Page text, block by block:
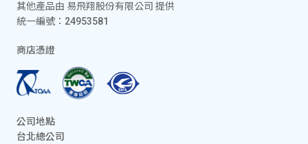
其他產品由 易飛翔股份有限公司 提供
統一編號：24953581
商店憑證
公司地點
台北總公司